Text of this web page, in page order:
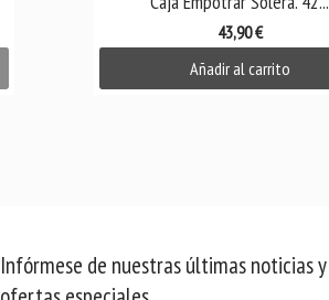
43,90 €
Añadir al carrito
Infórmese de nuestras últimas noticias y